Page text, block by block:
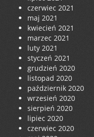
czerwiec 2021
maj 2021
kwiecień 2021
marzec 2021
luty 2021
styczeń 2021
grudzień 2020
listopad 2020
październik 2020
wrzesień 2020
sierpień 2020
lipiec 2020
czerwiec 2020